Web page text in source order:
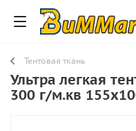
Тентовая ткань
Ультра легкая
300 г/м.кв